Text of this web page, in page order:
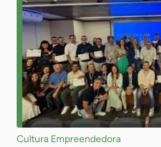
Cultura Empreendedora